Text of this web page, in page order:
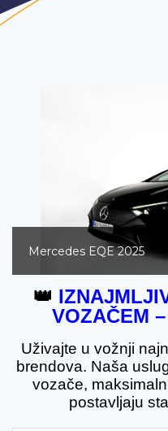
Mercedes EQE 2025
👑
VOZAČEM
Uživajte u vožnji
brendova. Naša
vozače,
postavljaju